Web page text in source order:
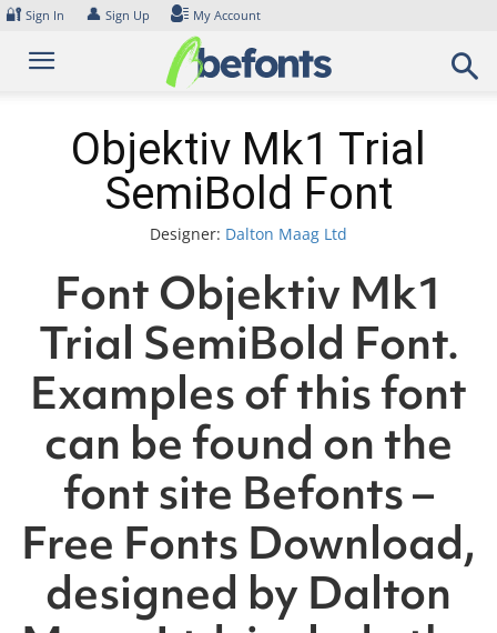
Skip
content
🔐 Sign In 👤 Sign Up My Account
Objektiv Mk1 Trial
SemiBold Font
Designer: Dalton Maag Ltd
Font Objektiv Mk1
Trial SemiBold Font.
Examples of this font
can be found on the
font site Befonts –
Free Fonts Download,
designed by Dalton